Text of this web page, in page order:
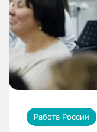
Работа России